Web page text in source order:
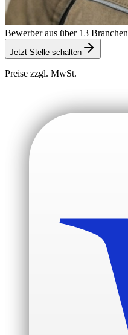
Bewerber aus über 13 Branchen
Jetzt Stelle schalten
Preise zzgl. MwSt.